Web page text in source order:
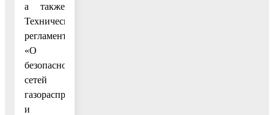
а также
Техническим
регламентом
«О
безопасности
сетей
газораспределения
и